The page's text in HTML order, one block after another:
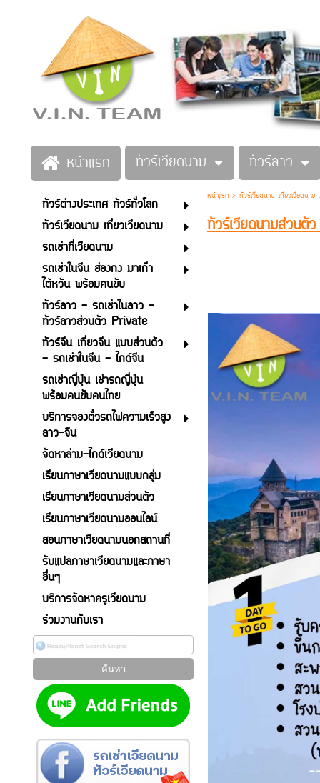
หน้าแรก ทัวร์เวียดนาม ทัวร์ลาว
ทัวร์ต่างประเทศ ทัวร์ทั่วโลก
ทัวร์เวียดนาม เที่ยวเวียดนาม
รถเช่าที่เวียดนาม
รถเช่าในจีน ฮ่องกง มาเก๊า
ไต้หวัน พร้อมคนขับ
ทัวร์ลาว - รถเช่าในลาว -
ทัวร์ลาวส่วนตัว Private
ทัวร์จีน เที่ยวจีน แบบส่วนตัว
- รถเช่าในจีน - ไกด์จีน
รถเช่าญี่ปุ่น เช่ารถญี่ปุ่น
พร้อมคนขับคนไทย
บริการจองตั๋วรถไฟความเร็วสูง
ลาว-จีน
จัดหาล่าม-ไกด์เวียดนาม
เรียนภาษาเวียดนามแบบกลุ่ม
เรียนภาษาเวียดนามส่วนตัว
เรียนภาษาเวียดนามออนไลน์
สอนภาษาเวียดนามนอกสถานที่
รับแปลภาษาเวียดนามและภาษา
อื่นๆ
บริการจัดหาครูเวียดนาม
ร่วมงานกับเรา
หน้าแรก > ทัวร์เวียดนาม เที่ยวเวียดนาม
ทัวร์เวียดนามส่วน